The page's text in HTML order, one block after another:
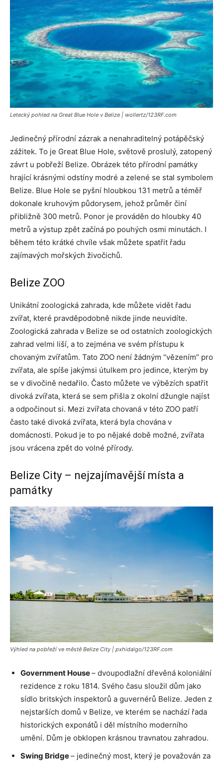
Letecký pohled na Great Blue Hole v Belize | wollertz/123RF.com
Jedinečný přírodní zázrak a nenahraditelný potápěčský
zážitek. To je Great Blue Hole, světově proslulý, zatopený
závrt u pobřeží Belize. Obrázek této přírodní památky
hrající krásnými odstíny modré a zelené se stal symbolem
Belize. Blue Hole se pyšní hloubkou 131 metrů a téměř
dokonale kruhovým půdorysem, jehož průměr činí
přibližně 300 metrů. Ponor je prováděn do hloubky 40
metrů a výstup zpět začíná po pouhých osmi minutách. I
během této krátké chvíle však můžete spatřit řadu
zajímavých mořských živočichů.
Belize ZOO
Unikátní zoologická zahrada, kde můžete vidět řadu
zvířat, které pravděpodobně nikde jinde neuvidíte.
Zoologická zahrada v Belize se od ostatních zoologických
zahrad velmi liší, a to zejména ve svém přístupu k
chovaným zvířatům. Tato ZOO není žádným “vězením” pro
zvířata, ale spíše jakýmsi útulkem pro jedince, kterým by
se v divočině nedařilo. Často můžete ve výbězích spatřit
divoká zvířata, která se sem přišla z okolní džungle najíst
a odpočinout si. Mezi zvířata chovaná v této ZOO patří
často také divoká zvířata, která byla chována v
domácnosti. Pokud je to po nějaké době možné, zvířata
jsou vrácena zpět do volné přírody.
Belize City – nejzajímavější místa a
památky
Výhled na pobřeží ve městě Belize City | pxhidalgo/123RF.com
Government House– dvoupodlažní dřevěná koloniální
rezidence z roku 1814. Svého času sloužil dům jako
sídlo britských inspektorů a guvernérů Belize. Jeden z
nejstarších domů v Belize, ve kterém se nachází řada
historických exponátů i děl místního moderního
umění. Dům je obklopen krásnou travnatou zahradou.
Swing Bridge– jedinečný most, který je považován za